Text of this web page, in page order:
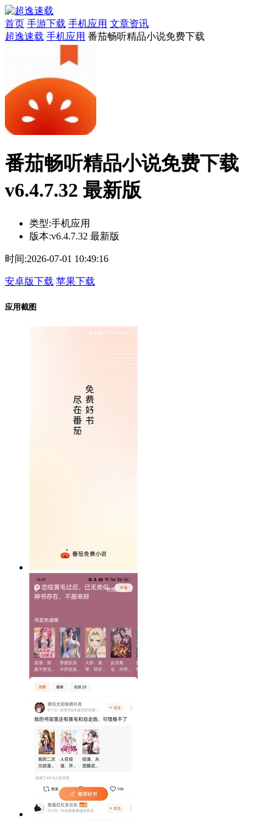
首页 手游下载 手机应用 文章资讯
超逸速载 手机应用 番茄畅听精品小说免费下载
番茄畅听精品小说免费下载
v6.4.7.32 最新版
类型:手机应用
版本:v6.4.7.32 最新版
时间:2026-07-01 10:49:16
安卓版下载 苹果下载
应用截图